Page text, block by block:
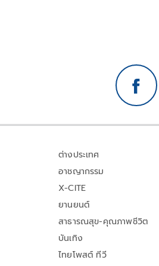
ต่างประเทศ
อาชญากรรม
X-CITE
ยานยนต์
สาธารณสุข-คุณภาพชีวิต
บันเทิง
ไทยโพสต์ ทีวี